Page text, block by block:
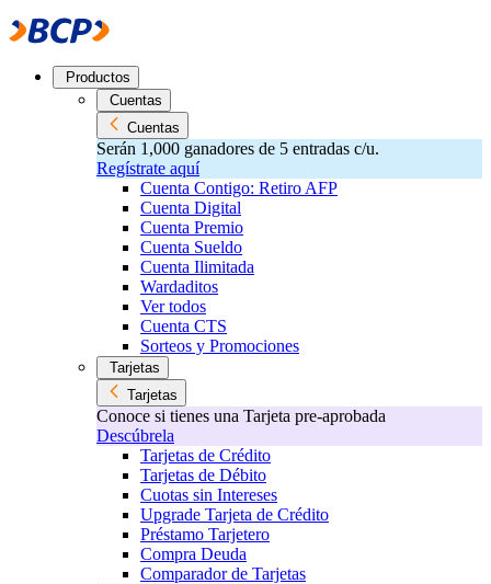
Productos
Cuentas
Cuentas
Serán 1,000 ganadores de 5 entradas c/u.
Regístrate aquí
Cuenta Contigo: Retiro AFP
Cuenta Digital
Cuenta Premio
Cuenta Sueldo
Cuenta Ilimitada
Wardaditos
Ver todos
Cuenta CTS
Sorteos y Promociones
Tarjetas
Tarjetas
Conoce si tienes una Tarjeta pre-aprobada
Descúbrela
Tarjetas de Crédito
Tarjetas de Débito
Cuotas sin Intereses
Upgrade Tarjeta de Crédito
Préstamo Tarjetero
Compra Deuda
Comparador de Tarjetas